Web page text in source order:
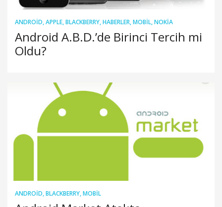
ANDROID,APPLE,BLACKBERRY,HABERLER,MOBIL,NOKIA
Android A.B.D.’de Birinci Tercih mi
Oldu?
ANDROID,BLACKBERRY,MOBIL